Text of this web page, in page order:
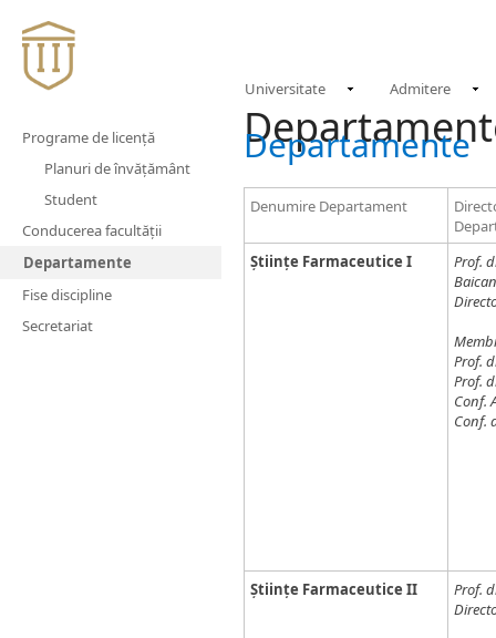
Universitate Admitere
Programe de licență
Planuri de învățământ
Student
Conducerea facultății
Departamente
Fise discipline
Secretariat
​​​​​​​​Departamente
Denumire Departament
Științe Farmaceutice I
Prof.
Baican
Prof.
Prof.
Conf.
Conf.
Științe Farmaceutice II
Prof.